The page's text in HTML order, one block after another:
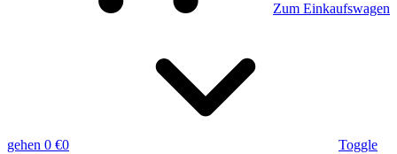
Zum Einkaufswagen
gehen 0 €0
Toggle